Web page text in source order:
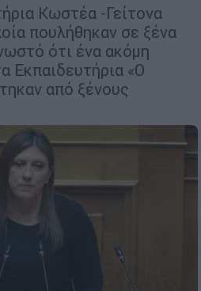
Κωστέα -Γείτονα
πουλήθηκαν σε ξένα
ότι ένα ακόμη
Εκπαιδευτήρια «Ο
από ξένους